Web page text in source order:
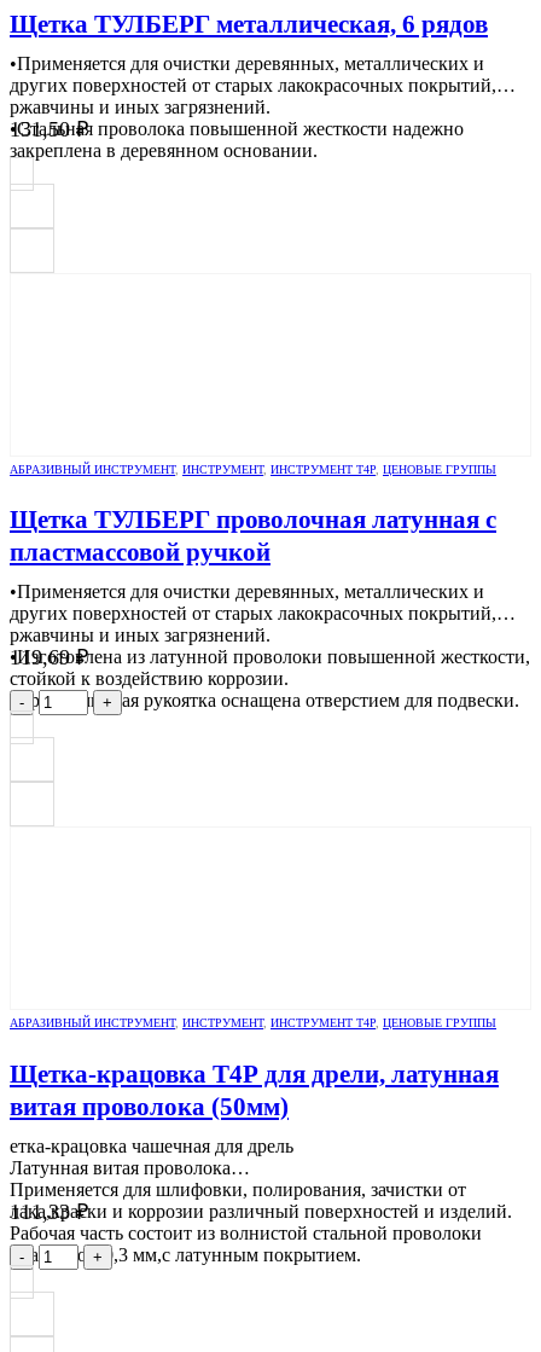
Щетка ТУЛБЕРГ металлическая, 6 рядов
•Применяется для очистки деревянных, металлических и
других поверхностей от старых лакокрасочных покрытий,
ржавчины и иных загрязнений.
•Стальная проволока повышенной жесткости надежно
закреплена в деревянном основании.
131,50₽
АБРАЗИВНЫЙ ИНСТРУМЕНТ, ИНСТРУМЕНТ, ИНСТРУМЕНТ Т4Р ЦЕНОВЫЕ ГРУППЫ
Щетка ТУЛБЕРГ проволочная латунная с
пластмассовой ручкой
•Применяется для очистки деревянных, металлических и
других поверхностей от старых лакокрасочных покрытий,
ржавчины и иных загрязнений.
•Изготовлена из латунной проволоки повышенной жесткости,
стойкой к воздействию коррозии.
•Эргономичная рукоятка оснащена отверстием для подвески.
119,69₽
- +
АБРАЗИВНЫЙ ИНСТРУМЕНТ, ИНСТРУМЕНТ, ИНСТРУМЕНТ Т4Р, ЦЕНОВЫЕ ГРУППЫ
Щетка-крацовка Т4Р для дрели, латунная
витая проволока (50мм)
етка-крацовка чашечная для дрель
Латунная витая проволока
Применяется для шлифовки, полирования, зачистки от
лака,краски и коррозии различный поверхностей и изделий.
Рабочая часть состоит из волнистой стальной проволоки
диаметром 0,3 мм,с латунным покрытием.
111,33₽
- +